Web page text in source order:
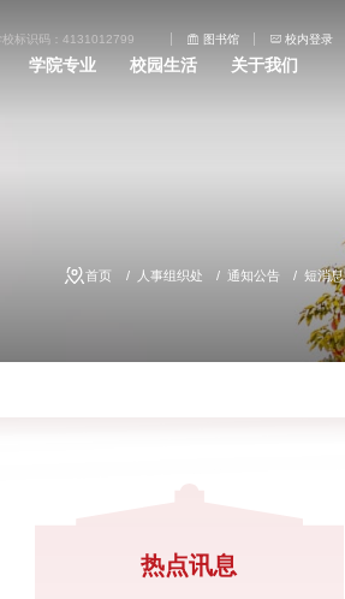
校标识码：4131012799 图书馆 校内登录
学院专业 校园生活 关于我们
首页 人事组织处 通知公告 短消息
热点讯息